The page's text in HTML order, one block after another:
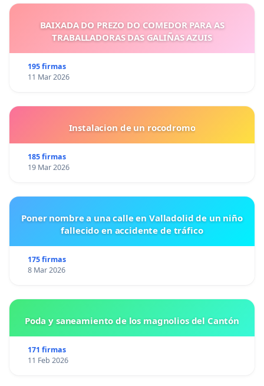
BAIXADA DO PREZO DO COMEDOR PARA AS
TRABALLADORAS DAS GALIÑAS AZUIS
195 firmas
11 Mar 2026
Instalacion de un rocodromo
185 firmas
19 Mar 2026
Poner nombre a una calle en Valladolid de un niño
fallecido en accidente de tráfico
175 firmas
8 Mar 2026
Poda y saneamiento de los magnolios del Cantón
171 firmas
11 Feb 2026